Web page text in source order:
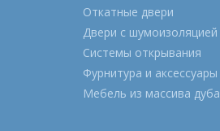
Откатные двери
Двери с шумоизоляцией
Системы открывания
Фурнитура и аксессуары
Мебель из массива дуба